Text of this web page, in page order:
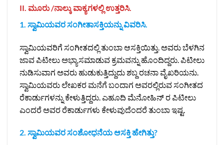
II. ಮೂರು /ನಾಲ್ಕು ವಾಕ್ಯಗಳಲ್ಲಿ ಉತ್ತರಿಸಿ.
1. ಸ್ವಾಮಿಯವರ ಸಂಗೀತಾಸಕ್ತಿಯನ್ನು ವಿವರಿಸಿ.
ಸ್ವಾಮಿಯವರಿಗೆ ಸಂಗೀತದಲ್ಲಿ ತುಂಬಾ ಆಸಕ್ತಿಯಿತ್ತು. ಅವರು ಬೆಳಗಿನ
ಜಾವ ಪಿಟೀಲು ಅಭ್ಯಾಸಮಾಡುವ ಕ್ರಮವನ್ನು ಹೊಂದಿದ್ದರು. ಪಿಟೀಲು
ನುಡಿಸುವಾಗ ಅವರು ಹುಡುಕುತ್ತಿದ್ದುದು ಶಬ್ದ ರಚನಾ ವೈಖರಿಯನು.
ಸ್ವಾಮಿಯವರು ಲೇಖಕರ ಮನೆಗೆ ಬಂದಾಗ ಅವರಲ್ಲಿರುವ ಸಂಗೀತದ
ರೆಕಾರ್ಡುಗಳನ್ನು ಕೇಳುತ್ತಿದ್ದರು. ಎಹೂದಿ ಮೆನೋಹಿನ್‌ ರ ಪಿಟೀಲು
ಎಂದರೆ ಅವರ ರೆಕಾರ್ಡುಗಳು ಕೇಳುವುದೆಂದರೆ ತುಂಬಾ ಇಷ್ಟ.
2. ಸ್ವಾಮಿಯವರ ಸಂಶೋಧನೆಯ ಆಸಕ್ತಿ ಹೇಗಿತ್ತು?